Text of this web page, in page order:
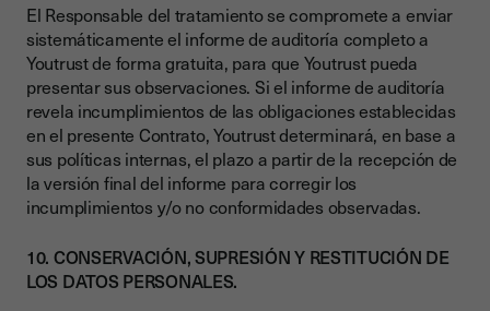
El Responsable del tratamiento se compromete a enviar
sistemáticamente el informe de auditoría completo a
Youtrust de forma gratuita, para que Youtrust pueda
presentar sus observaciones. Si el informe de auditoría
revela incumplimientos de las obligaciones establecidas
en el presente Contrato, Youtrust determinará, en base a
sus políticas internas, el plazo a partir de la recepción de
la versión final del informe para corregir los
incumplimientos y/o no conformidades observadas.
10. CONSERVACIÓN, SUPRESIÓN Y RESTITUCIÓN DE
LOS DATOS PERSONALES.